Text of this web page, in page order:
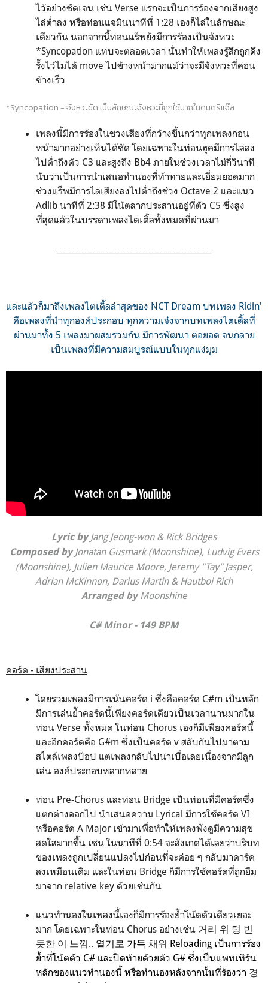
ไว้อย่างชัดเจน เช่น Verse แรกจะเป็นการร้องจากเสียงสูง
ไล่ต่ำลง หรือท่อนแจมินนาทีที่ 1:28 เองก็ไล่ในลักษณะ
เดียวกัน นอกจากนี้ท่อนแร็พยังมีการร้องเป็นจังหวะ
*Syncopation แทบจะตลอดเวลา นั่นทำให้เพลงรู้สึกถูกดึง
รั้งไว้ไม่ได้ move ไปข้างหน้ามากแม้ว่าจะมีจังหวะที่ค่อน
ข้างเร็ว
*Syncopation - จังหวะขัด เป็นลักษณะจังหวะที่ถูกใช้มากในดนตรีแจ๊ส
เพลงนี้มีการร้องในช่วงเสียงที่กว้างขึ้นกว่าทุกเพลงก่อน
หน้ามากอย่างเห็นได้ชัด โดยเฉพาะในท่อนฮุคมีการไล่ลง
ไปต่ำถึงตัว C3 และสูงถึง Bb4 ภายในช่วงเวลาไม่กี่วินาที
นับว่าเป็นการนำเสนอทำนองที่ท้าทายและเยี่ยมยอดมาก
ช่วงแร็พมีการไล่เสียงลงไปต่ำถึงช่วง Octave 2 และแนว
Adlib นาทีที่ 2:38 มีโน้ตลากประสานอยู่ที่ตัว C5 ซึ่งสูง
ที่สุดแล้วในบรรดาเพลงไตเติ้ลทั้งหมดที่ผ่านมา
และแล้วก็มาถึงเพลงไตเติ้ลล่าสุดของ NCT Dream บทเพลง Ridin'
คือเพลงที่นำทุกองค์ประกอบ ทุกความเจ๋งจากบทเพลงไตเติ้ลที่
ผ่านมาทั้ง 5 เพลงมาผสมรวมกัน มีการพัฒนา ต่อยอด จนกลาย
เป็นเพลงที่มีความสมบูรณ์แบบในทุกแง่มุม
Lyric byJang Jeong-won & Rick Bridges
Composed byJonatan Gusmark (Moonshine), Ludvig Evers
(Moonshine), Julien Maurice Moore, Jeremy "Tay" Jasper,
Adrian McKinnon, Darius Martin & Hautboi Rich
Arranged byMoonshine
C# Minor - 149 BPM
คอร์ด - เสียงประสาน
โดยรวมเพลงมีการเน้นคอร์ด i ซึ่งคือคอร์ด C#m เป็นหลัก
มีการเล่นย้ำคอร์ดนี้เพียงคอร์ดเดียวเป็นเวลานานมากใน
ท่อน Verse ทั้งหมด ในท่อน Chorus เองก็มีเพียงคอร์ดนี้
และอีกคอร์ดคือ G#m ซึ่งเป็นคอร์ด v สลับกันไปมาตาม
สไตล์เพลงป๊อป แต่เพลงกลับไปน่าเบื่อเลยเนื่องจากมีลูก
เล่น องค์ประกอบหลากหลาย
ท่อน Pre-Chorus และท่อน Bridge เป็นท่อนที่มีคอร์ดซึ่ง
แตกต่างออกไป นำเสนอความ Lyrical มีการใช้คอร์ด VI
หรือคอร์ด A Major เข้ามาเพื่อทำให้เพลงฟังดูมีความสุข
สดใสมากขึ้น เช่น ในนาทีที่ 0:54 จะสังเกตได้เลยว่าบริบท
ของเพลงถูกเปลี่ยนแปลงไปก่อนที่จะค่อย ๆ กลับมาดาร์ค
ลงเหมือนเดิม และในท่อน Bridge ก็มีการใช้คอร์ดที่ถูกยืม
มาจาก relative key ด้วยเช่นกัน
แนวทำนองในเพลงนี้เองก็มีการร้องย้ำโน้ตตัวเดียวเยอะ
มาก โดยเฉพาะในท่อน Chorus อย่างเช่น 거리 위 텅 빈
듯한 이 느낌.. 열기로 가득 채워 Reloading เป็นการร้อง
ย้ำที่โน้ตตัว C# และปิดท้ายด้วยตัว G# ซึ่งเป็นแพทเทิร์น
หลักของแนวทำนองนี้ หรือทำนองหลังจากนั้นที่ร้องว่า 경